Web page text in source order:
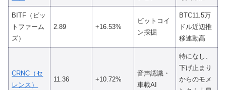
BITF（ビッ
トファーム
ズ）
2.89 +16.53%
ビットコイ
ン採掘
BTC11.5万
ドル近辺推
移連動高
CRNC（セ
レンス）
11.36 +10.72%
音声認識・
車載AI
特になし、
下げ止まり
からのモメ